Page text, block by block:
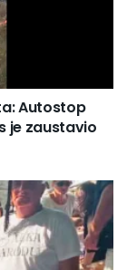
Autostop
je zaustavio